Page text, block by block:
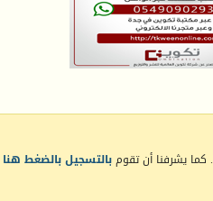
. كما يشرفنا أن تقومبالتسجيل بالضغط هنا